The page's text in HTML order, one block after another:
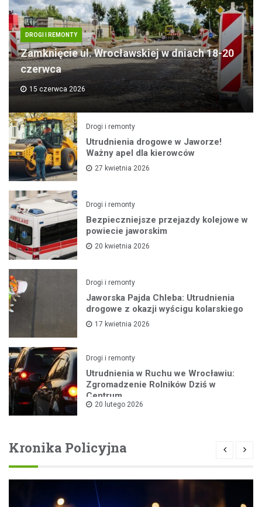
DROGI I REMONTY
Zamknięcie ul. Wrocławskiej w dniach 18-20
czerwca
15 czerwca 2026
Drogi i remonty
Utrudnienia drogowe w Jaworze!
Ważny apel dla kierowców
27 kwietnia 2026
Drogi i remonty
Bezpieczniejsze przejazdy kolejowe w
powiecie jaworskim
20 kwietnia 2026
Drogi i remonty
Jaworska Pajda Chleba: Utrudnienia
drogowe z okazji wyścigu kolarskiego
17 kwietnia 2026
Drogi i remonty
Utrudnienia w Ruchu we Wrocławiu:
Zgromadzenie Rolników Dziś w
Centrum
20 lutego 2026
Kronika Policyjna